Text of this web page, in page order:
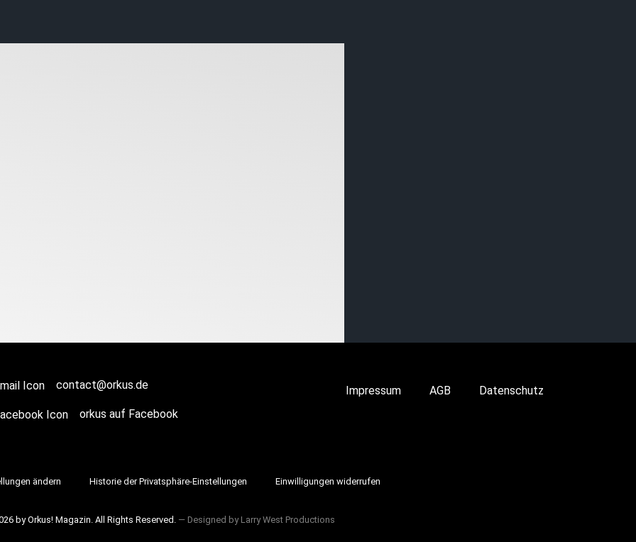
contact@orkus.de
orkus auf Facebook
Impressum AGB Datenschutz
ändern Historie der Privatsphäre-Einstellungen Einwilligungen widerrufen
by Orkus! Magazin. All Rights Reserved. ― Designed by Larry West Productions